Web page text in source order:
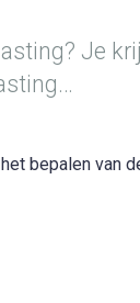
Je
bepalen van